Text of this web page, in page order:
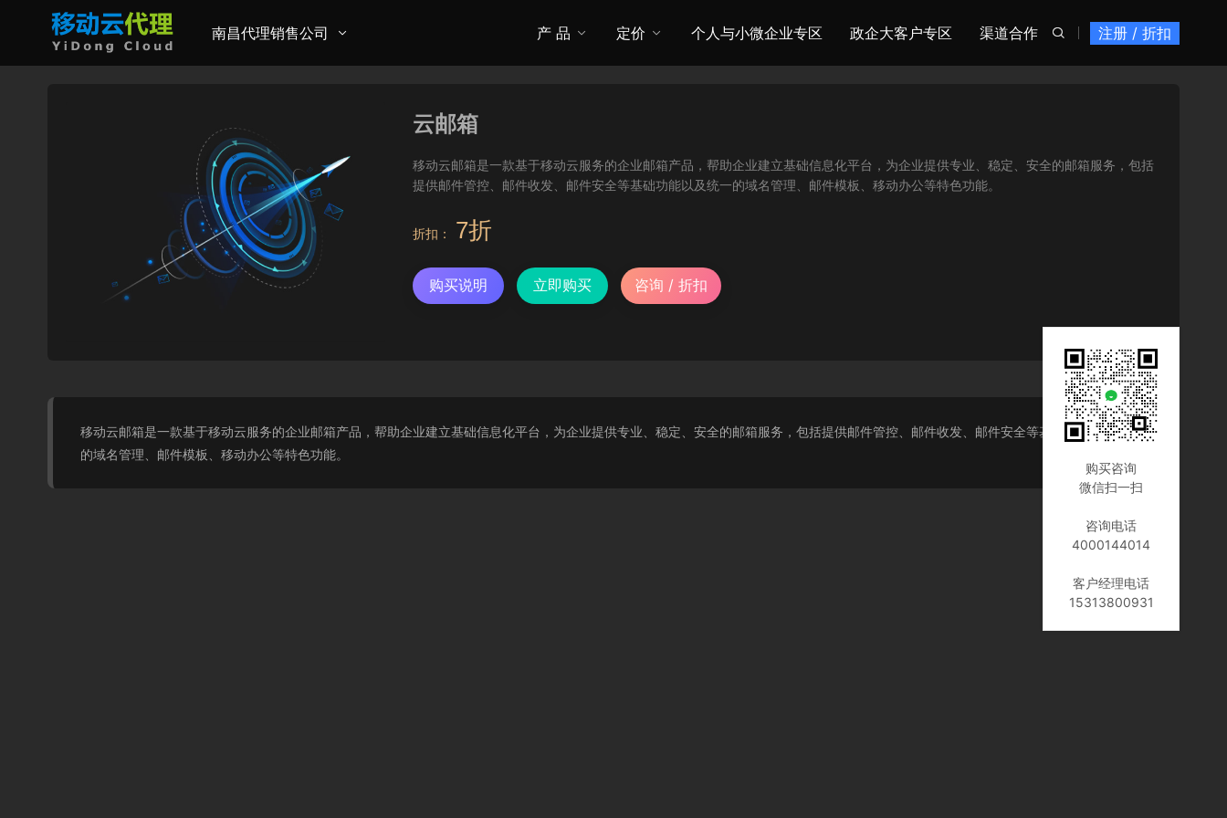
南昌代理销售公司 注册 / 折扣

产 品 定价 个人与小微企业专区 政企大客户专区 渠道合作
云邮箱
移动云邮箱是一款基于移动云服务的企业邮箱产品，帮助企业建立基础信息化平台，为企业提供专业、稳定、安全的邮箱服务，包括
提供邮件管控、邮件收发、邮件安全等基础功能以及统一的域名管理、邮件模板、移动办公等特色功能。
折扣： 7折
购买说明 立即购买 咨询 / 折扣
移动云邮箱是一款基于移动云服务的企业邮箱产品，帮助企业建立基础信息化平台，为企业提供专业、稳定、安全的邮箱服务，包括提供邮件管控、邮件收发、邮件安全等基础功能以及统一
的域名管理、邮件模板、移动办公等特色功能。
购买咨询
微信扫一扫
咨询电话
4000144014
客户经理电话
15313800931